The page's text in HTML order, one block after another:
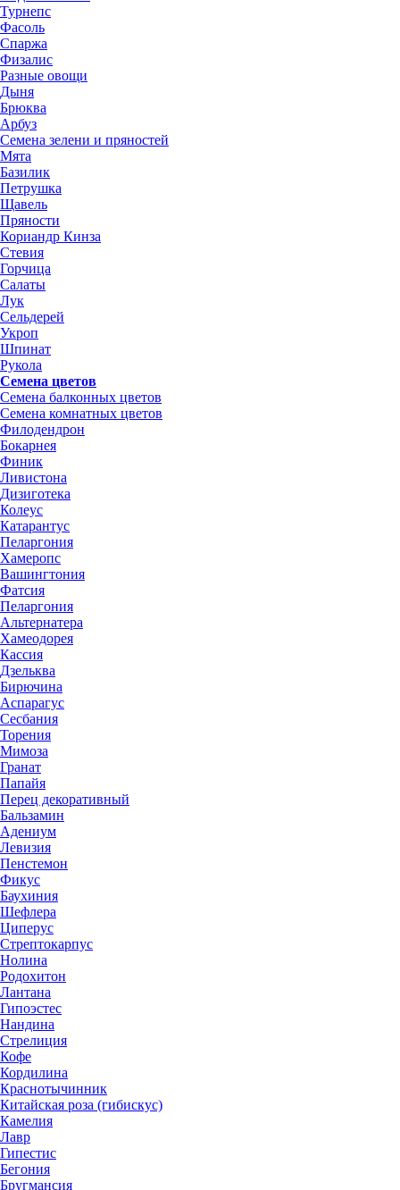
Турнепс
Фасоль
Спаржа
Физалис
Разные овощи
Дыня
Брюква
Арбуз
Семена зелени и пряностей
Мята
Базилик
Петрушка
Щавель
Пряности
Кориандр Кинза
Стевия
Горчица
Салаты
Лук
Сельдерей
Укроп
Шпинат
Рукола
Семена цветов
Семена балконных цветов
Семена комнатных цветов
Филодендрон
Бокарнея
Финик
Ливистона
Дизиготека
Колеус
Катарантус
Пеларгония
Хамеропс
Вашингтония
Фатсия
Пеларгония
Альтернатера
Хамеодорея
Кассия
Дзельква
Бирючина
Аспарагус
Сесбания
Торения
Мимоза
Гранат
Папайя
Перец декоративный
Бальзамин
Адениум
Левизия
Пенстемон
Фикус
Баухиния
Шефлера
Циперус
Стрептокарпус
Нолина
Родохитон
Лантана
Гипоэстес
Нандина
Стрелиция
Кофе
Кордилина
Краснотычинник
Китайская роза (гибискус)
Камелия
Лавр
Гипестис
Бегония
Бругмансия